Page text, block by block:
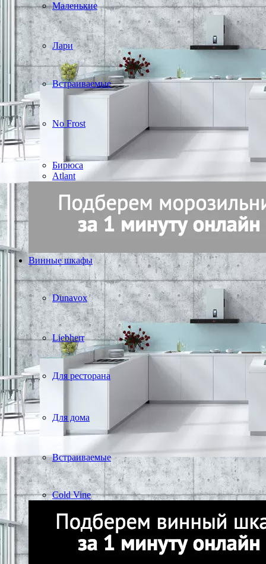
Маленькие
Лари
Встраиваемые
No Frost
Бирюса
Atlant
Винные шкафы
Dunavox
Liebherr
Для ресторана
Для дома
Встраиваемые
Cold Vine